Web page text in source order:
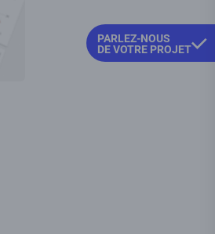
PARLEZ-NOUS
DE VOTRE PROJET